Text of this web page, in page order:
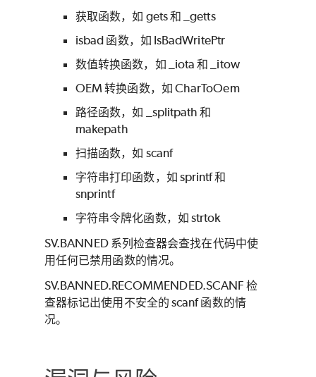
获取函数，如 gets 和 _getts
isbad 函数，如 IsBadWritePtr
数值转换函数，如 _iota 和 _itow
OEM 转换函数，如 CharToOem
路径函数，如 _splitpath 和
makepath
扫描函数，如 scanf
字符串打印函数，如 sprintf 和
snprintf
字符串令牌化函数，如 strtok
SV.BANNED 系列检查器会查找在代码中使
用任何已禁用函数的情况。
SV.BANNED.RECOMMENDED.SCANF 检
查器标记出使用不安全的 scanf 函数的情
况。